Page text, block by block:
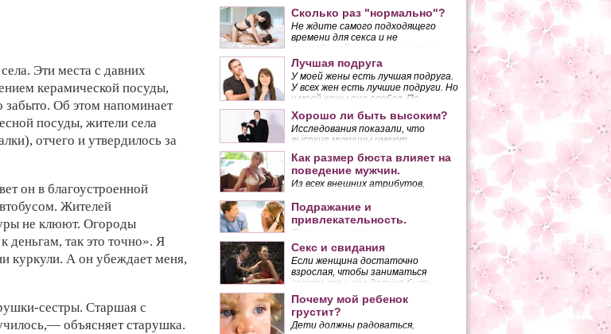
Эти места с давних
керамической посуды,
Об этом напоминает
посуды, жители села
отчего и утвердилось за
он в благоустроенной
Жителей
не клюют. Огороды
деньгам, так это точно». Я
куркули. А он убеждает меня,
сестры. Старшая с
объясняет старушка.
Сколько раз "нормально"?
Не ждите самого подходящего
времени для секса и не
откладывайте его «на потом»,
если желанный момент так и не
наступает. Вы должны понять,
что, поступая таким образом, вы
разрушаете основу своего брака.
Лучшая подруга
У моей жены есть лучшая подруга.
У всех жен есть лучшие подруги. Но
у моей жены она особая. По
крайней мере, так думаю я.
Хорошо ли быть высоким?
Исследования показали, что
высокие мужчины имеют
неоспоримые преимущества перед
низкорослыми.
Как размер бюста влияет на
поведение мужчин.
Из всех внешних атрибутов,
наибольшее количество мужских
взглядов притягивает ее грудь.
Подражание и
привлекательность.
Если мы внимательно
присмотримся к двум
разговаривающим людям, то
заметим, что они копируют
жесты друг друга. Это
бессознательно.
Секс и свидания
Если женщина достаточно
взрослая, чтобы заниматься
сексом, то у нее должно быть
собственное мнение по поводу
того, чего она ожидает от
половой близости с мужчиной.
Почему мой ребенок
грустит?
Дети должны радоваться,